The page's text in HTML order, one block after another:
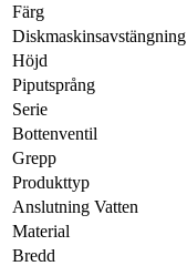
Färg
Diskmaskinsavstängning
Höjd
Piputsprång
Serie
Bottenventil
Grepp
Produkttyp
Anslutning Vatten
Material
Bredd